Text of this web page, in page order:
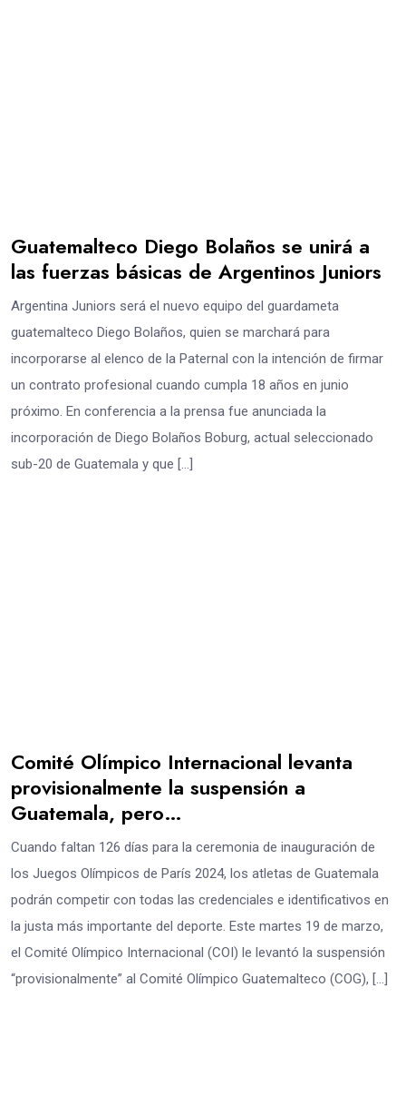
Guatemalteco Diego Bolaños se unirá a
las fuerzas básicas de Argentinos Juniors
Argentina Juniors será el nuevo equipo del guardameta
guatemalteco Diego Bolaños, quien se marchará para
incorporarse al elenco de la Paternal con la intención de firmar
un contrato profesional cuando cumpla 18 años en junio
próximo. En conferencia a la prensa fue anunciada la
incorporación de Diego Bolaños Boburg, actual seleccionado
sub-20 de Guatemala y que […]
Comité Olímpico Internacional levanta
provisionalmente la suspensión a
Guatemala, pero…
Cuando faltan 126 días para la ceremonia de inauguración de
los Juegos Olímpicos de París 2024, los atletas de Guatemala
podrán competir con todas las credenciales e identificativos en
la justa más importante del deporte. Este martes 19 de marzo,
el Comité Olímpico Internacional (COI) le levantó la suspensión
“provisionalmente” al Comité Olímpico Guatemalteco (COG), […]